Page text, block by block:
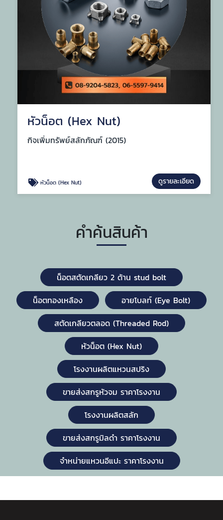
หัวน็อต (Hex Nut)
กิจเพิ่มทรัพย์สลักภัณฑ์ (2015)
หัวน็อต (Hex Nut) ดูรายละเอียด
คำค้นสินค้า
น็อตสตัดเกลียว 2 ด้าน stud bolt
น็อตทองเหลือง
อายโบลท์ (Eye Bolt)
สตัดเกลียวตลอด (Threaded Rod)
หัวน็อต (Hex Nut)
โรงงานผลิตแหวนสปริง
ขายส่งสกรูหัวจม ราคาโรงงาน
โรงงานผลิตสลัก
ขายส่งสกรูมิลดำ ราคาโรงงาน
จำหน่ายแหวนอีแปะ ราคาโรงงาน